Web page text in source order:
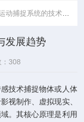
捕捉系统的技术原理与发展趋势
发展趋势
：308
技术捕捉物体或人体
视制作、虚拟现实、
。其核心原理是利用